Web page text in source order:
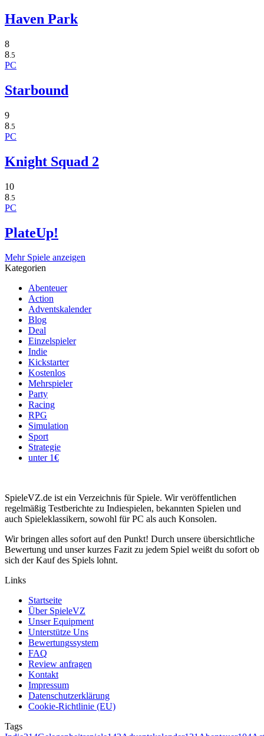
Haven Park
8
8.5
PC
Starbound
9
8 .5
PC
Knight Squad 2
10
8 .5
PC
PlateUp!
Mehr Spiele anzeigen
Kategorien
Abenteuer
Action
Adventskalender
Blog
Deal
Einzelspieler
Indie
Kickstarter
Kostenlos
Mehrspieler
Party
Racing
RPG
Simulation
Sport
Strategie
unter 1€
SpieleVZ.de ist ein Verzeichnis für Spiele. Wir veröffentlichen
regelmäßig Testberichte zu Indiespielen, bekannten Spielen und
auch Spieleklassikern, sowohl für PC als auch Konsolen.
Wir bringen alles sofort auf den Punkt! Durch unsere übersichtliche
Bewertung und unser kurzes Fazit zu jedem Spiel weißt du sofort ob
sich der Kauf des Spiels lohnt.
Links
Startseite
Über SpieleVZ
Unser Equipment
Unterstütze Uns
Bewertungssystem
FAQ
Review anfragen
Kontakt
Impressum
Datenschutzerklärung
Cookie-Richtlinie (EU)
Tags